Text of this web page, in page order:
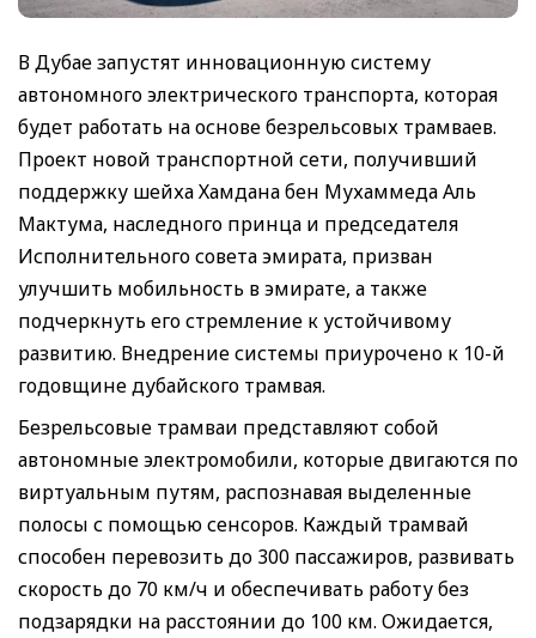
В Дубае запустят инновационную систему
автономного электрического транспорта, которая
будет работать на основе безрельсовых трамваев.
Проект новой транспортной сети, получивший
поддержку шейха Хамдана бен Мухаммеда Аль
Мактума, наследного принца и председателя
Исполнительного совета эмирата, призван
улучшить мобильность в эмирате, а также
подчеркнуть его стремление к устойчивому
развитию. Внедрение системы приурочено к 10-й
годовщине дубайского трамвая.
Безрельсовые трамваи представляют собой
автономные электромобили, которые двигаются по
виртуальным путям, распознавая выделенные
полосы с помощью сенсоров. Каждый трамвай
способен перевозить до 300 пассажиров, развивать
скорость до 70 км/ч и обеспечивать работу без
подзарядки на расстоянии до 100 км. Ожидается,